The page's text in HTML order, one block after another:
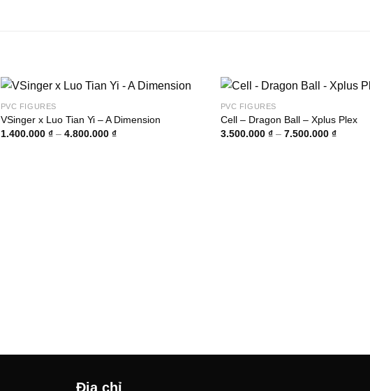
PVC FIGURES
VSinger x Luo Tian Yi – A Dimension
1.400.000 ₫ – 4.800.000 ₫Khoảng
PVC FIGURES
Cell – Dragon Ball – Xplus Plex
3.500.000 ₫ – 7.500.000 ₫Khoảng
Địa chỉ